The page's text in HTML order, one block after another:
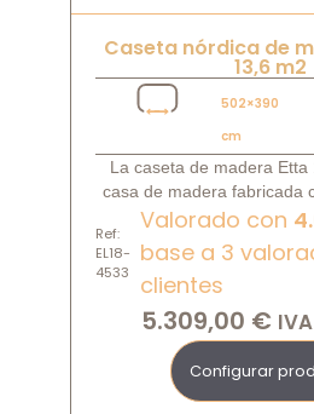
Caseta nórdica de
13,6 m2
502×390
cm
La caseta de madera
casa de madera fabricada
Ref:
EL18-
4533
Valorado con
base a 3
clientes
5.309,00 €
Configurar